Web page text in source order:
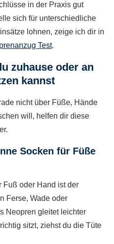
in der Praxis gut
sich für unterschiedliche
lohnen, zeige ich dir in
Test.
zuhause oder an
kannst
nicht über Füße, Hände
will, helfen dir diese
Socken für Füße
Fuß oder Hand ist der
Ferse, Wade oder
Neopren gleitet leichter
sitzt, ziehst du die Tüte